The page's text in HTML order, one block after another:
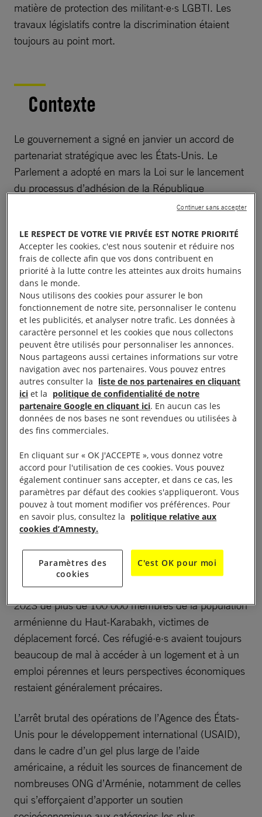
matière de protection des militant·e·s LGBTI. Les
travaux législatifs contre la discrimination étaient
toujours au point mort.
Contexte
Le gouvernement a signé en janvier un accord de
partenariat stratégique avec les États-Unis. Le
Parlement a adopté en mars la Loi sur le lancement
du processus d’adhésion de la République
d’Arménie à l’Union européenne. Les présidents de
d’août une déclaration commune négociée sous
l’égide des États-Unis et visant à mettre fin aux
hostilités, à régler les désaccords territoriaux et à
établir un couloir commercial traversant le sud de
l’Arménie pour relier le territoire azerbaïdjanais
enclavé du Naxçıvan. L’évolution de l’Arménie vers
une ligne de politique étrangère pro-occidentale et
sa volonté de réduire les liens qu’elle entretenait
traditionnellement avec la Russie divisaient la classe
politique et alimentaient des campagnes de
désinformation et des discours de haine dans tout le
pays. Les autorités ont affirmé en juin avoir déjoué
une tentative de coup d’État. Un homme d’affaires
influent, proche de la Russie, a été arrêté.
Droits économiques,
sociaux et culturels
L’Arménie était toujours confrontée à des problèmes
économiques et sociaux, exacerbés par l’arrivée en
2023 de plus de 100 000 membres de la population
arménienne du Haut-Karabakh, victimes de
déplacement forcé. Ces réfugié·e·s avaient toujours
beaucoup de mal à accéder à un logement et à un
emploi pérennes et leurs perspectives économiques
restaient généralement précaires.
L’arrêt brutal des opérations de l’Agence des États-
Unis pour le développement international (USAID),
dans le cadre d’un gel plus large de l’aide
américaine, a réduit les sources de financement de
nombreuses ONG d’Arménie, notamment de celles
qui s’efforçaient d’apporter un soutien
LE RESPECT DE VOTRE VIE PRIVÉE EST NOTRE PRIORITÉ
Accepter les cookies, c'est nous soutenir et réduire nos
frais de collecte afin que vos dons contribuent en
priorité à la lutte contre les atteintes aux droits humains
dans le monde.
Nous utilisons des cookies pour assurer le bon
fonctionnement de notre site, personnaliser le contenu
et les publicités, et analyser notre trafic. Les données à
caractère personnel et les cookies que nous collectons
peuvent être utilisés pour personnaliser les annonces.
Nous partageons aussi certaines informations sur votre
navigation avec nos partenaires. Vous pouvez entres
autres consulter la liste de nos partenaires en cliquant
ici et la politique de confidentialité de notre
partenaire Google en cliquant ici. En aucun cas les
données de nos bases ne sont revendues ou utilisées à
des fins commerciales.
En cliquant sur « OK J'ACCEPTE », vous donnez votre
accord pour l'utilisation de ces cookies. Vous pouvez
également continuer sans accepter, et dans ce cas, les
paramètres par défaut des cookies s'appliqueront. Vous
pouvez à tout moment modifier vos préférences. Pour
en savoir plus, consultez la politique relative aux
cookies d’Amnesty.
Paramètres des
cookies
C'est OK pour moi
Continuer sans accepter